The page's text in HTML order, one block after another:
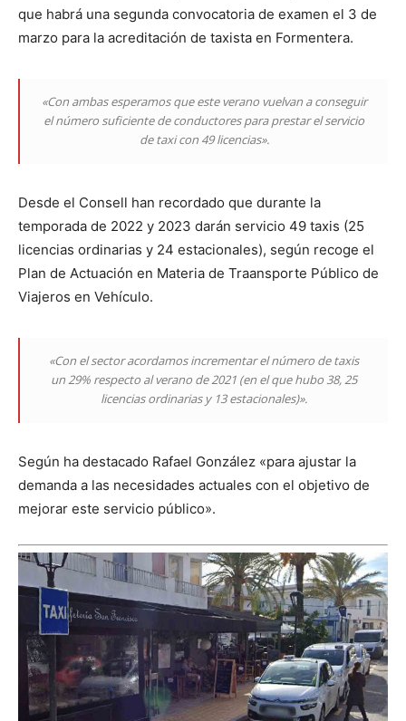
que habrá una segunda convocatoria de examen el 3 de
marzo para la acreditación de taxista en Formentera.
«Con ambas esperamos que este verano vuelvan a conseguir
el número suficiente de conductores para prestar el servicio
de taxi con 49 licencias».
Desde el Consell han recordado que durante la
temporada de 2022 y 2023 darán servicio 49 taxis (25
licencias ordinarias y 24 estacionales), según recoge el
Plan de Actuación en Materia de Traansporte Público de
Viajeros en Vehículo.
«Con el sector acordamos incrementar el número de taxis
un 29% respecto al verano de 2021 (en el que hubo 38, 25
licencias ordinarias y 13 estacionales)».
Según ha destacado Rafael González «para ajustar la
demanda a las necesidades actuales con el objetivo de
mejorar este servicio público».